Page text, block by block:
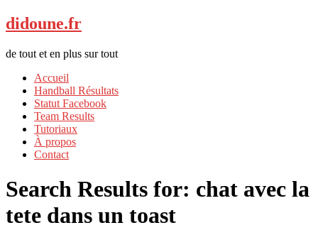
didoune.fr
de tout et en plus sur tout
Accueil
Handball Résultats
Statut Facebook
Team Results
Tutoriaux
À propos
Contact
Search Results for: chat avec la
tete dans un toast